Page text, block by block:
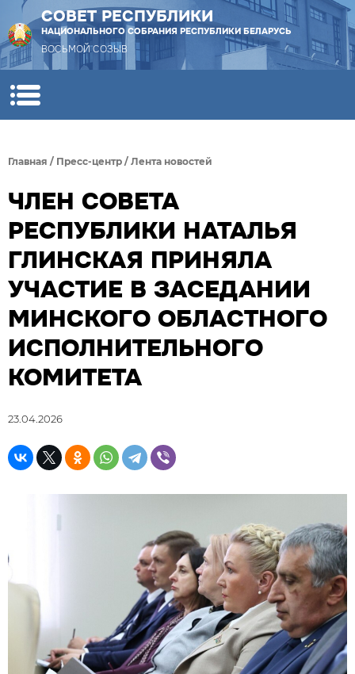
СОВЕТ РЕСПУБЛИКИ
НАЦИОНАЛЬНОГО СОБРАНИЯ РЕСПУБЛИКИ БЕЛАРУСЬ
ВОСЬМОЙ СОЗЫВ
Главная / Пресс-центр / Лента новостей
ЧЛЕН СОВЕТА
РЕСПУБЛИКИ НАТАЛЬЯ
ГЛИНСКАЯ ПРИНЯЛА
УЧАСТИЕ В ЗАСЕДАНИИ
МИНСКОГО ОБЛАСТНОГО
ИСПОЛНИТЕЛЬНОГО
КОМИТЕТА
23.04.2026